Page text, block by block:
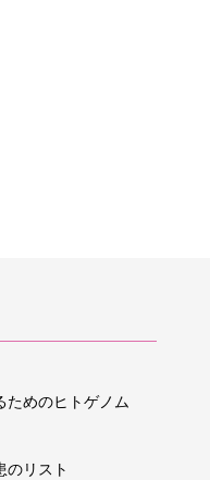
ためのヒトゲノム
のリスト